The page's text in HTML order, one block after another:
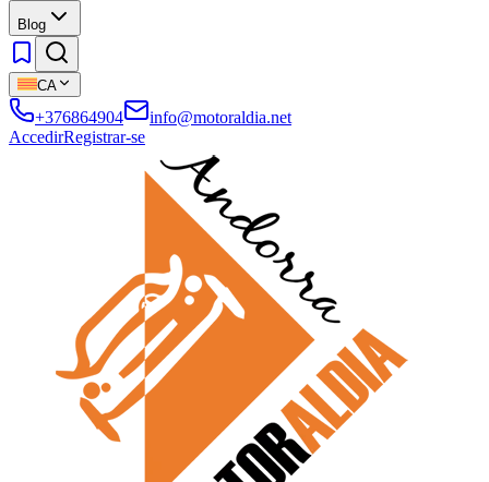
Blog
CA
+376864904
info@motoraldia.net
AccedirRegistrar-se